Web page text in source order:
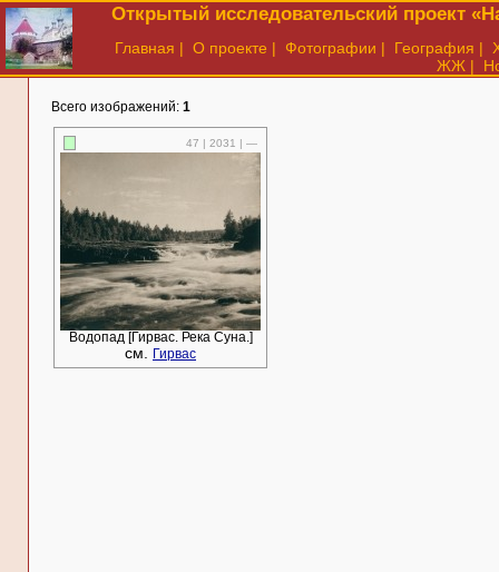
Открытый исследовательский проект
Главная | О проекте | Фотографии | География |
ЖЖ |
Всего изображений: 1
47 | 2031 | —
Водопад [Гирвас. Река Суна.]
см. Гирвас